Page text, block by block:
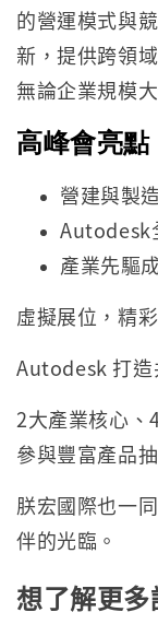
的營運模式與
新，提供跨領
無論企業規模
高峰會亮點
營建與製
Autodesk
產業先驅
虛擬展位，精
Autodesk 打造
2大產業核心
參與豐富產品
朕宏國際也一
伴的光臨。
想了解更